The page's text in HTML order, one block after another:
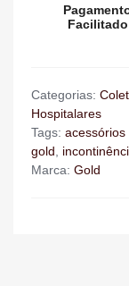
Facilitado
Categorias:
Hospitalares
Tags:
gold,
Marca: Gold